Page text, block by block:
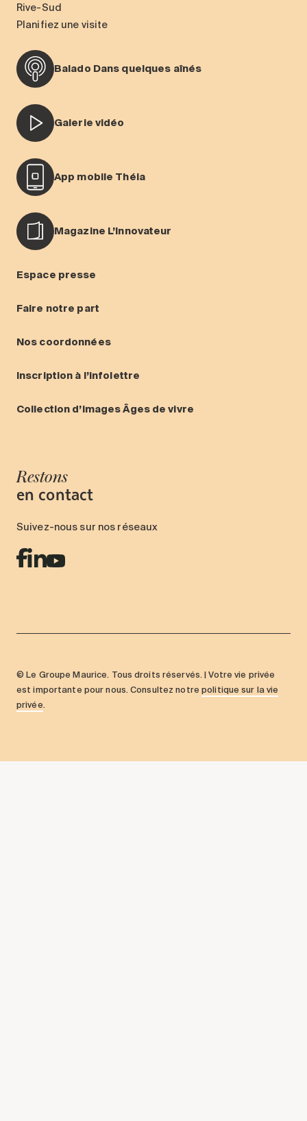
Rive-Sud
Planifiez une visite
Balado Dans quelques aînés
Galerie vidéo
App mobile Théia
Magazine L’Innovateur
Espace presse
Faire notre part
Nos coordonnées
Inscription à l’infolettre
Collection d’images Âges de vivre
Restons
en contact
Suivez-nous sur nos réseaux
© Le Groupe Maurice. Tous droits réservés. | Votre vie privée
est importante pour nous. Consultez notrepolitique sur la vie
privée.